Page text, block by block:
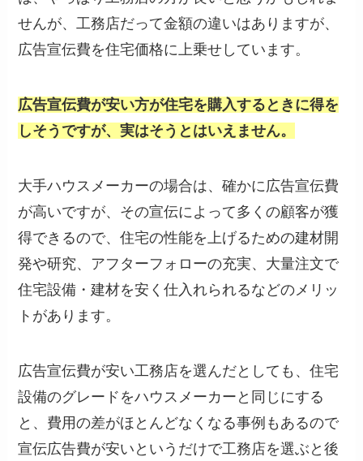
せんが、工務店だって金額の違いはありますが、
広告宣伝費を住宅価格に上乗せしています。
広告宣伝費が安い方が住宅を購入するときに得を
しそうですが、実はそうとはいえません。
大手ハウスメーカーの場合は、確かに広告宣伝費
が高いですが、その宣伝によって多くの顧客が獲
得できるので、住宅の性能を上げるための建材開
発や研究、アフターフォローの充実、大量注文で
住宅設備・建材を安く仕入れられるなどのメリッ
トがあります。
広告宣伝費が安い工務店を選んだとしても、住宅
設備のグレードをハウスメーカーと同じにする
と、費用の差がほとんどなくなる事例もあるので
宣伝広告費が安いというだけで工務店を選ぶと後